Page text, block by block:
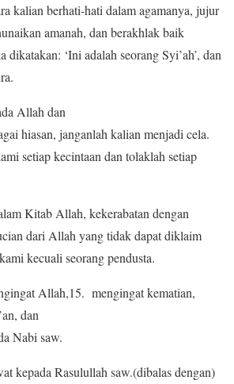
kalian berhati-hati dalam agamanya, jujur
amanah, dan berakhlak baik
dikatakan: ‘Ini adalah seorang Syi’ah’, dan
Allah dan
hiasan, janganlah kalian menjadi cela.
setiap kecintaan dan tolaklah setiap
Kitab Allah, kekerabatan dengan
dari Allah yang tidak dapat diklaim
kecuali seorang pendusta.
Allah,15. mengingat kematian,
dan
Nabi saw.
kepada Rasulullah saw.(dibalas dengan)